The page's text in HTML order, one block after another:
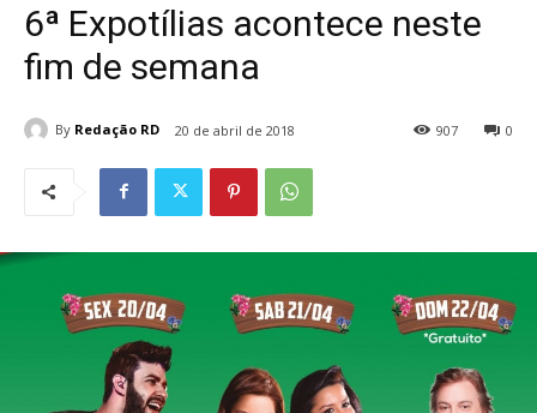
6ª Expotílias acontece neste
fim de semana
By Redação RD 20 de abril de 2018 0
907